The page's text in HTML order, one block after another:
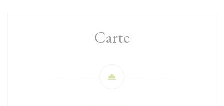
Carte